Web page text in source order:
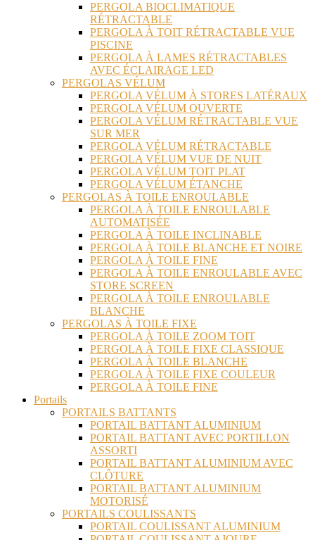
PERGOLA BIOCLIMATIQUE
RÉTRACTABLE
PERGOLA À TOIT RÉTRACTABLE VUE
PISCINE
PERGOLA À LAMES RÉTRACTABLES
AVEC ÉCLAIRAGE LED
PERGOLAS VÉLUM
PERGOLA VÉLUM À STORES LATÉRAUX
PERGOLA VÉLUM OUVERTE
PERGOLA VÉLUM RÉTRACTABLE VUE
SUR MER
PERGOLA VÉLUM RÉTRACTABLE
PERGOLA VÉLUM VUE DE NUIT
PERGOLA VÉLUM TOIT PLAT
PERGOLA VÉLUM ÉTANCHE
PERGOLAS À TOILE ENROULABLE
PERGOLA À TOILE ENROULABLE
AUTOMATISÉE
PERGOLA À TOILE INCLINABLE
PERGOLA À TOILE BLANCHE ET NOIRE
PERGOLA À TOILE FINE
PERGOLA À TOILE ENROULABLE AVEC
STORE SCREEN
PERGOLA À TOILE ENROULABLE
BLANCHE
PERGOLAS À TOILE FIXE
PERGOLA À TOILE ZOOM TOIT
PERGOLA À TOILE FIXE CLASSIQUE
PERGOLA À TOILE BLANCHE
PERGOLA À TOILE FIXE COULEUR
PERGOLA À TOILE FINE
Portails
PORTAILS BATTANTS
PORTAIL BATTANT ALUMINIUM
PORTAIL BATTANT AVEC PORTILLON
ASSORTI
PORTAIL BATTANT ALUMINIUM AVEC
CLÔTURE
PORTAIL BATTANT ALUMINIUM
MOTORISÉ
PORTAILS COULISSANTS
PORTAIL COULISSANT ALUMINIUM